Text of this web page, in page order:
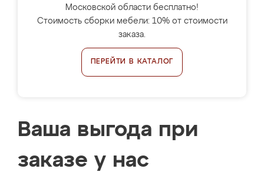
Московской области бесплатно!
Стоимость сборки мебели: 10% от стоимости
заказа.
ПЕРЕЙТИ В КАТАЛОГ
Ваша выгода при
заказе у нас